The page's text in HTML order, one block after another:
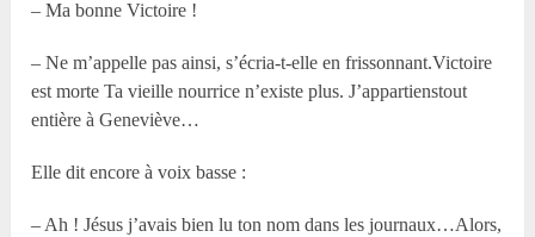
– Ma bonne Victoire !
– Ne m’appelle pas ainsi, s’écria-t-elle en frissonnant.Victoire
est morte Ta vieille nourrice n’existe plus. J’appartienstout
entière à Geneviève…
Elle dit encore à voix basse :
– Ah ! Jésus j’avais bien lu ton nom dans les journaux…Alors,